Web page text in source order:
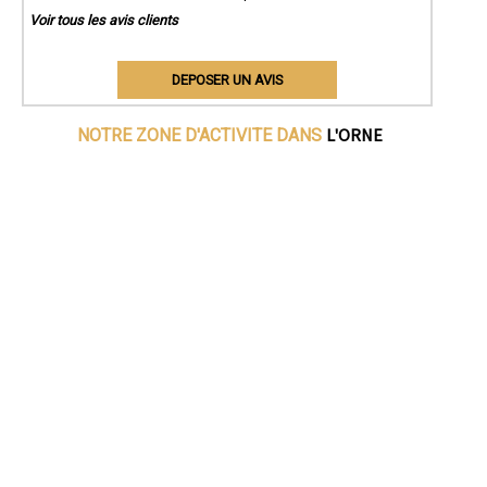
Voir tous les avis clients
DEPOSER UN AVIS
NOTRE ZONE D'ACTIVITE DANS L'ORNE